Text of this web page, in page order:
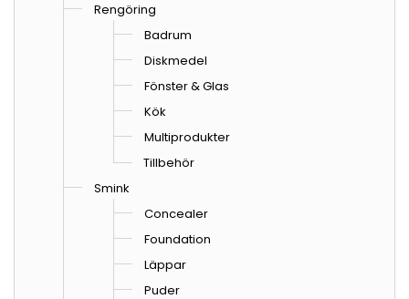
Rengöring
Badrum
Diskmedel
Fönster & Glas
Kök
Multiprodukter
Tillbehör
Smink
Concealer
Foundation
Läppar
Puder